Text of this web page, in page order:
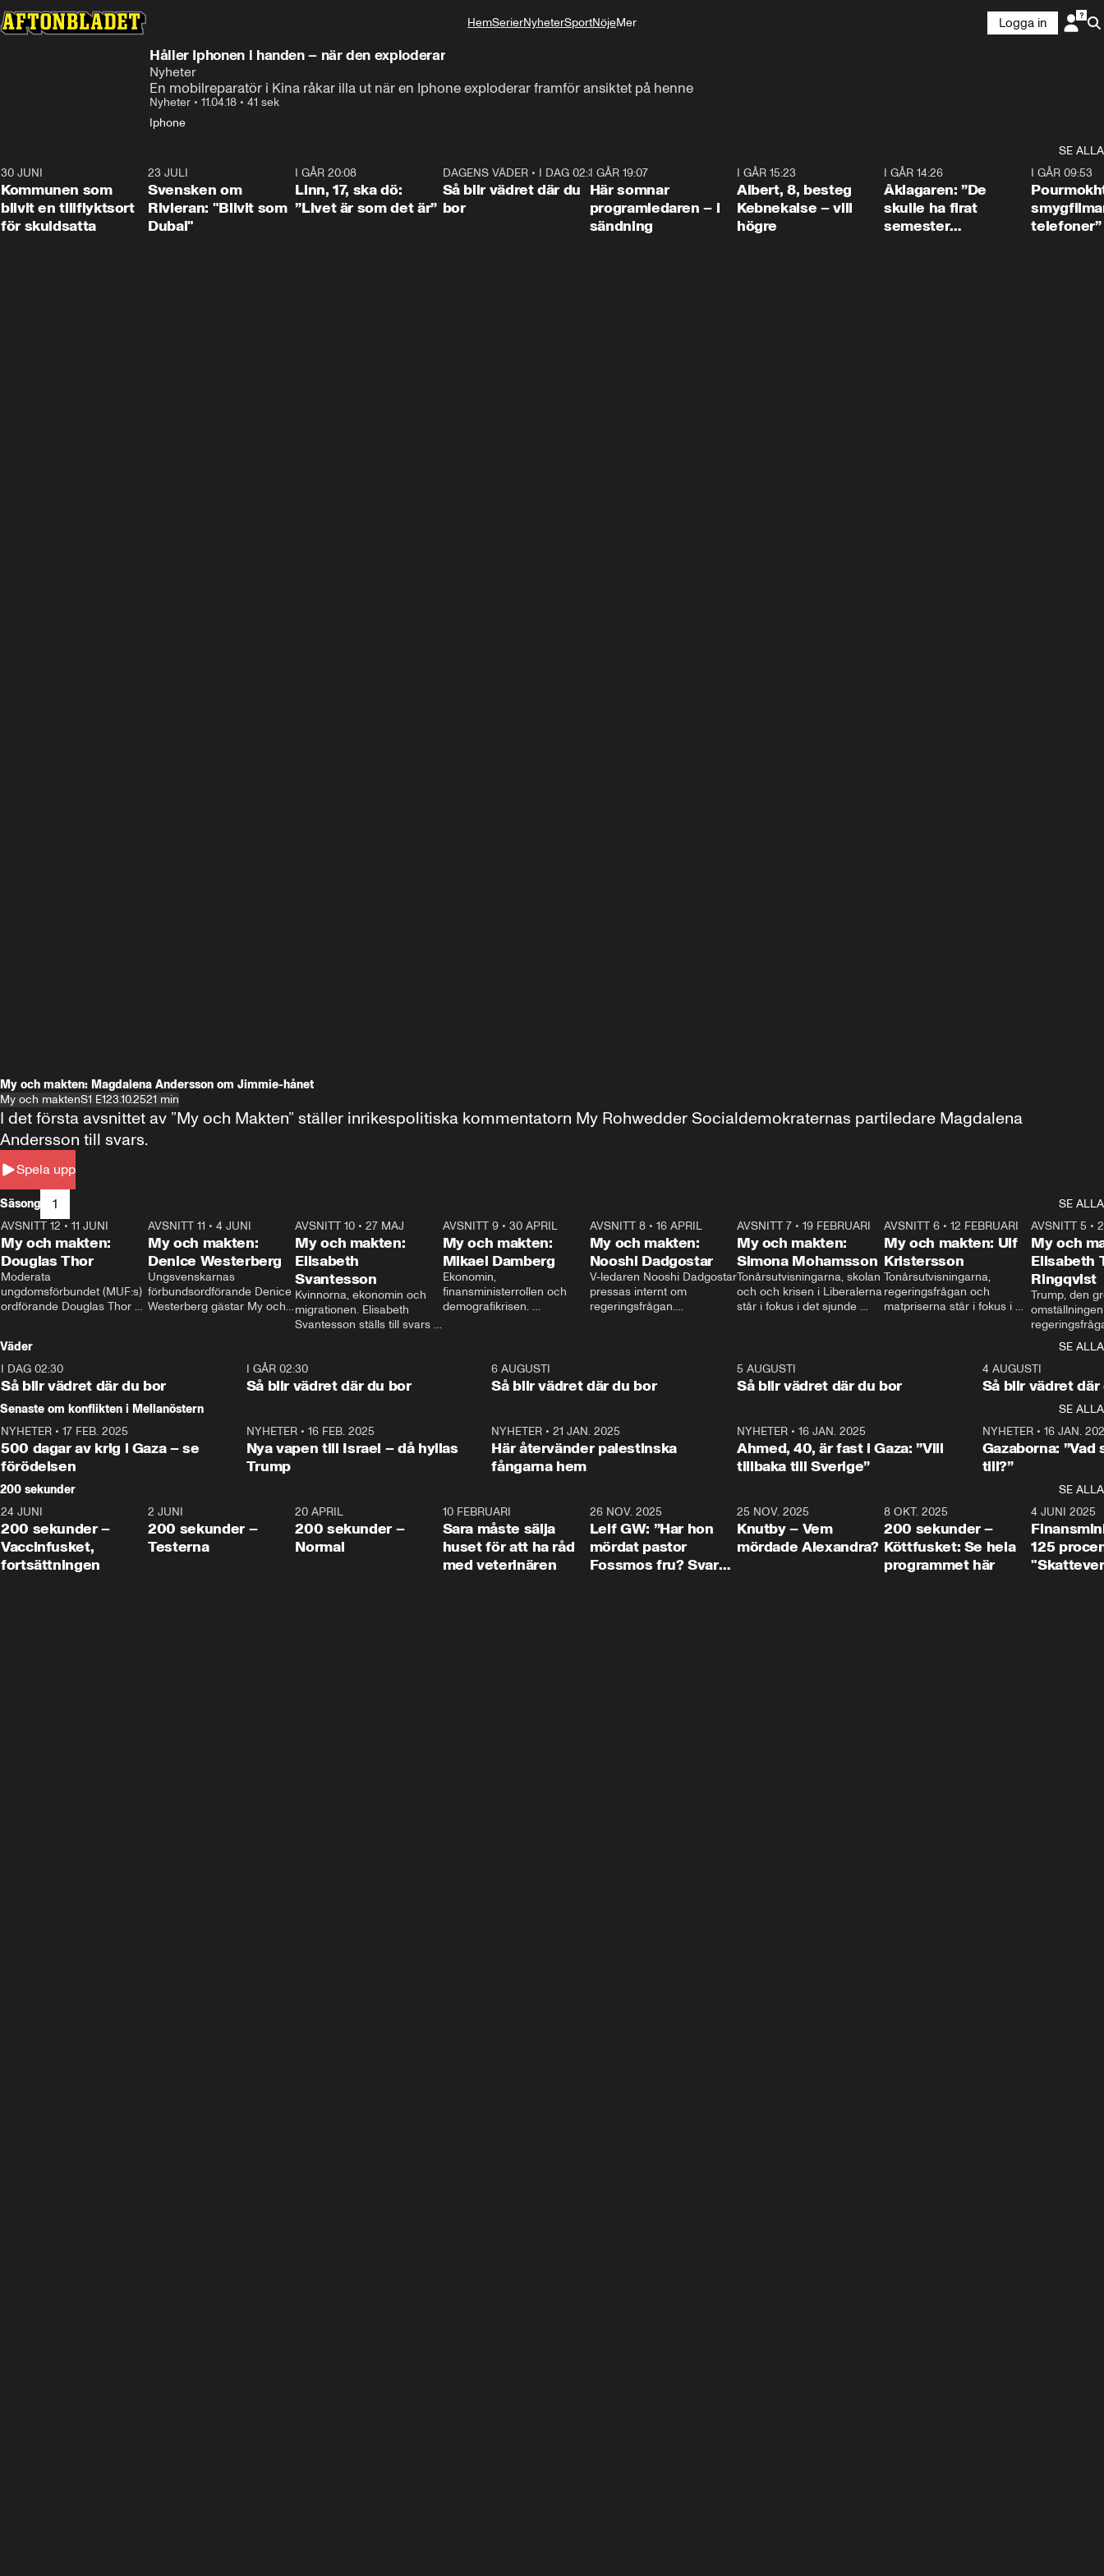
HemSerierNyheterSportNöjeMer
Logga in
Håller Iphonen i handen – när den exploderar
Nyheter
En mobilreparatör i Kina råkar illa ut när en Iphone exploderar framför ansiktet på henne
Nyheter • 11.04.18 • 41 sek
Iphone
SE ALLA
1:24
30 JUNI
Kommunen som
blivit en tillflyktsort
för skuldsatta
23 JULI
Svensken om
Rivieran: "Blivit som
Dubai"
I GÅR 20:08
Linn, 17, ska dö:
”Livet är som det är”
1:06
DAGENS VÄDER• I DAG 02:30
Så blir vädret där du
bor
I GÅR 19:07
Här somnar
programledaren – i
sändning
I GÅR 15:23
Albert, 8, besteg
Kebnekaise – vill
högre
I GÅR 14:26
Åklagaren: ”De
skulle ha firat
semester
I GÅR 09:53
telefoner”
My och makten: Magdalena Andersson om Jimmie-hånet
My och maktenS1 E123.10.2521 min
Spela upp
I det första avsnittet av ”My och Makten” ställer inrikespolitiska kommentatorn My Rohwedder Socialdemokraternas partiledare Magdalena
Andersson till svars.
Säsong 1
SE ALLA
26:27
AVSNITT 12 • 11 JUNI
My och makten:
Douglas Thor
Moderata
ungdomsförbundet (MUF:s)
ordförande Douglas Thor
tonårsutvisningarna och hur
Moderaterna ska locka
väljare till valet i höst.
23:40
AVSNITT 11 •4 JUNI
My och makten:
Denice Westerberg
Ungsvenskarnas
förbundsordförande Denice
Westerberg gästar My och
AVSNITT 10 •27 MAJ
My och makten:
Elisabeth
Svantesson
Kvinnorna, ekonomin och
migrationen. Elisabeth
Svantesson ställs till svars
AVSNITT 9• 30 APRIL
My och makten:
Mikael Damberg
Ekonomin,
finansministerrollen och
demografikrisen.
och Makten.
AVSNITT 8• 16 APRIL
My och makten:
Nooshi Dadgostar
V-ledaren Nooshi Dadgostar
pressas internt om
regeringsfrågan.
– Vi ställer upp i val. Ska vi
vara med så sitter vi förstås
24:30
AVSNITT 7• 19 FEBRUARI
My och makten:
Simona Mohamsson
Tonårsutvisningarna, skolan
och och krisen i Liberalerna
står i fokus i det sjunde
kommentator My
Rohwedder ställer
utbildnings- och
Mohamsson till svars.
27:30
AVSNITT 6 •12 FEBRUARI
My och makten: Ulf
Kristersson
Tonårsutvisningarna,
regeringsfrågan och
matpriserna står i fokus i
Rohwedder ställer
statsminister Ulf Kristersson
AVSNITT 5 •
My och
Elisabeth
Ringqvist
Trump, den
centrum i
avsnittet av
Makten”. Se
Aftonbladets
Rohwedder
Thand Ring
Väder
SE ALLA
I DAG 02:30
Så blir vädret där du bor
1:06
I GÅR 02:30
Så blir vädret där du bor
6 AUGUSTI
Så blir vädret där du bor
5 AUGUSTI
Så blir vädret där du bor
4 AUGUSTI
Så blir vädret där
Senaste om konflikten i Mellanöstern
SE ALLA
NYHETER • 17 FEB. 2025
500 dagar av krig i Gaza – se
förödelsen
NYHETER• 16 FEB. 2025
Nya vapen till Israel – då hyllas
Trump
NYHETER •21 JAN. 2025
Här återvänder palestinska
fångarna hem
NYHETER• 16 JAN. 2025
Ahmed, 40, är fast i Gaza: ”Vill
tillbaka till Sverige”
NYHETER• 16 JAN.
Gazaborna:
till?”
200 sekunder
SE ALLA
5:00
24 JUNI
200 sekunder –
Vaccinfusket,
fortsättningen
4:23
2 JUNI
200 sekunder –
Testerna
20 APRIL
200 sekunder –
Normal
10 FEBRUARI
Sara måste sälja
huset för att ha råd
med veterinären
26 NOV. 2025
Leif GW: ”Har hon
mördat pastor
Fossmos fru? Svar
31:05
25 NOV. 2025
Knutby – Vem
mördade Alexandra?
4:29
8 OKT. 2025
200 sekunder –
Köttfusket: Se hela
programmet här
4 JUNI 2025
125